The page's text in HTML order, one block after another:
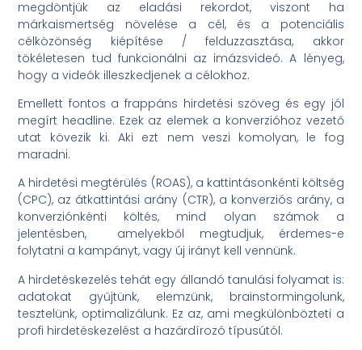
megdöntjük az eladási rekordot, viszont ha
márkaismertség növelése a cél, és a potenciális
célközönség kiépítése / felduzzasztása, akkor
tökéletesen tud funkcionálni az imázsvideó. A lényeg,
hogy a videók illeszkedjenek a célokhoz.
Emellett fontos a frappáns hirdetési szöveg és egy jól
megírt headline. Ezek az elemek a konverzióhoz vezető
utat kövezik ki. Aki ezt nem veszi komolyan, le fog
maradni.
A hirdetési megtérülés (ROAS), a kattintásonkénti költség
(CPC), az átkattintási arány (CTR), a konverziós arány, a
konverziónkénti költés, mind olyan számok a
jelentésben, amelyekből megtudjuk, érdemes-e
folytatni a kampányt, vagy új irányt kell vennünk.
A hirdetéskezelés tehát egy állandó tanulási folyamat is:
adatokat gyűjtünk, elemzünk, brainstormingolunk,
tesztelünk, optimalizálunk. Ez az, ami megkülönbözteti a
profi hirdetéskezelést a hazárdírozó típusútól.